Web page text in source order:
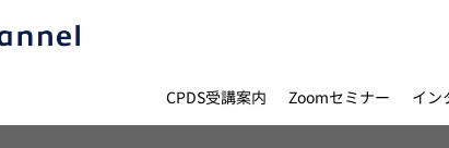
CPDS受講案内 Zoomセミナー イン